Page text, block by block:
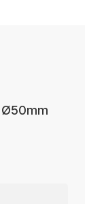
Ø50mm